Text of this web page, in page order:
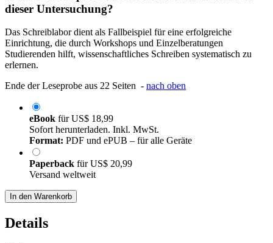
dieser Untersuchung?
Das Schreiblabor dient als Fallbeispiel für eine erfolgreiche
Einrichtung, die durch Workshops und Einzelberatungen
Studierenden hilft, wissenschaftliches Schreiben systematisch zu
erlernen.
Ende der Leseprobe aus 22 Seiten - nach oben
eBook fürUS$ 18,99
Sofort herunterladen. Inkl. MwSt.
Format: PDF und ePUB – für alle Geräte
Paperback fürUS$ 20,99
Versand weltweit
In den Warenkorb
Details